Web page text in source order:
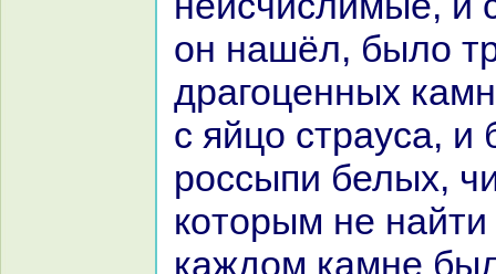
он нaшёл, было
дpaгоценных
с яйцо стpaуca, и
россыпи белых,
кoторым не
каждом камне